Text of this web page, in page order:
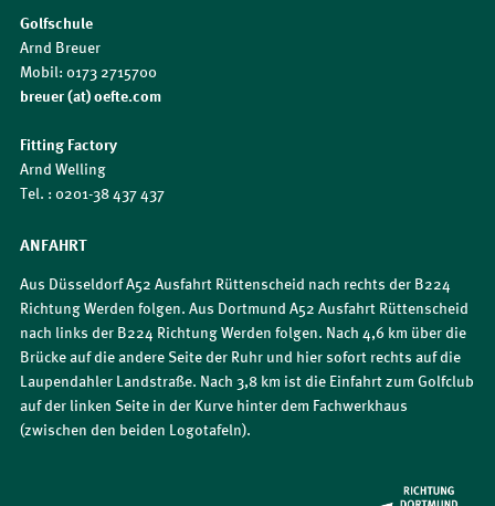
Golfschule
Arnd Breuer
Mobil: 0173 2715700
breuer (at) oefte.com
Fitting Factory
Arnd Welling
Tel. : 0201-38 437 437
ANFAHRT
Aus Düsseldorf A52 Ausfahrt Rüttenscheid nach rechts der B224
Richtung Werden folgen. Aus Dortmund A52 Ausfahrt Rüttenscheid
nach links der B224 Richtung Werden folgen. Nach 4,6 km über die
Brücke auf die andere Seite der Ruhr und hier sofort rechts auf die
Laupendahler Landstraße. Nach 3,8 km ist die Einfahrt zum Golfclub
auf der linken Seite in der Kurve hinter dem Fachwerkhaus
(zwischen den beiden Logotafeln).